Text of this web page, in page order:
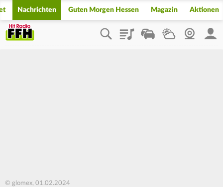
Nachrichten Guten Morgen Hessen Magazin Aktionen
PlaylistStaupilotWetterWebcam
© glomex, 01.02.2024